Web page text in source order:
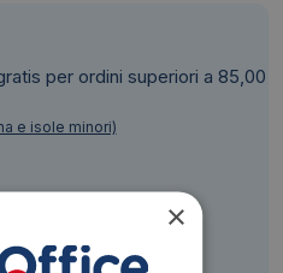
per ordini superiori a 85,00
e isole minori)
×